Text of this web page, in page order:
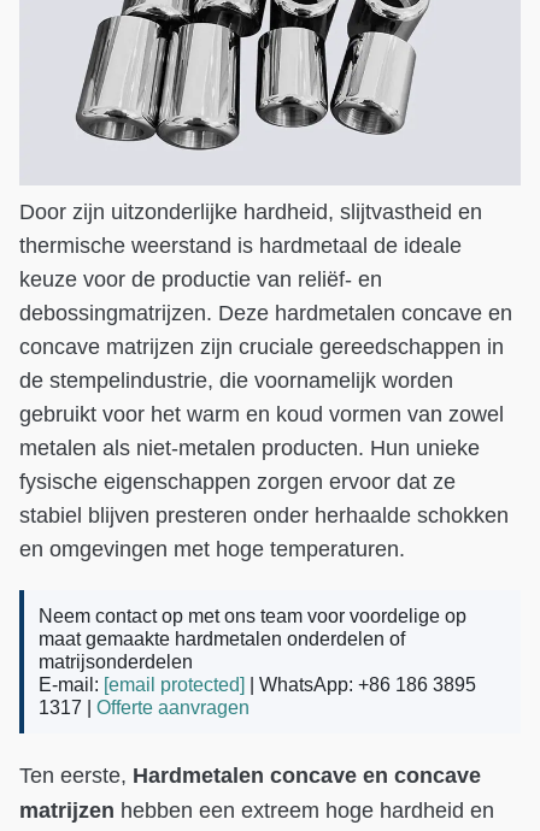
Door zijn uitzonderlijke hardheid, slijtvastheid en
thermische weerstand is hardmetaal de ideale
keuze voor de productie van reliëf- en
debossingmatrijzen. Deze hardmetalen concave en
concave matrijzen zijn cruciale gereedschappen in
de stempelindustrie, die voornamelijk worden
gebruikt voor het warm en koud vormen van zowel
metalen als niet-metalen producten. Hun unieke
fysische eigenschappen zorgen ervoor dat ze
stabiel blijven presteren onder herhaalde schokken
en omgevingen met hoge temperaturen.
Neem contact op met ons team voor voordelige op
maat gemaakte hardmetalen onderdelen of
matrijsonderdelen
E-mail: [email protected]
| WhatsApp: +86 186 3895
1317 | Offerte aanvragen
Ten eerste, Hardmetalen concave en concave
matrijzen hebben een extreem hoge hardheid en